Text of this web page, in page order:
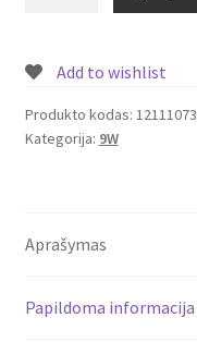
LED
šviestuvas
su
12111073
Add to wishlist
Produkto kodas: 12111073
Kategorija: 9W
Aprašymas
Papildoma informacija